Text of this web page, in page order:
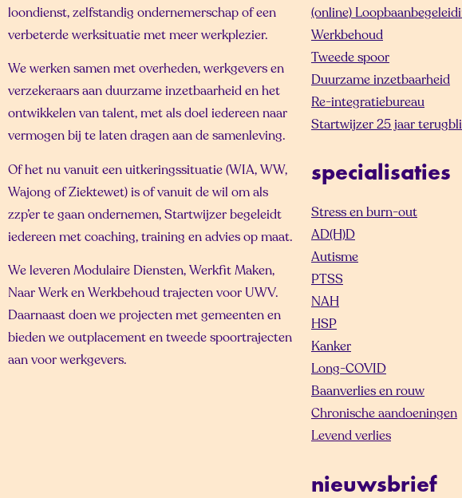
loondienst, zelfstandig ondernemerschap of een
verbeterde werksituatie met meer werkplezier.
We werken samen met overheden, werkgevers en
verzekeraars aan duurzame inzetbaarheid en het
ontwikkelen van talent, met als doel iedereen naar
vermogen bij te laten dragen aan de samenleving.
Of het nu vanuit een uitkeringssituatie (WIA, WW,
Wajong of Ziektewet) is of vanuit de wil om als
zzp’er te gaan ondernemen, Startwijzer begeleidt
iedereen met coaching, training en advies op maat.
We leveren Modulaire Diensten, Werkfit Maken,
Naar Werk en Werkbehoud trajecten voor UWV.
Daarnaast doen we projecten met gemeenten en
bieden we outplacement en tweede spoortrajecten
aan voor werkgevers.
(online)
Werkbehoud
Tweede spoor
Duurzame inzetbaarheid
Re-integratiebureau
Startwijzer 25 jaar
specialisaties
Stress en burn-out
AD(H)D
Autisme
PTSS
NAH
HSP
Kanker
Long-COVID
Baanverlies en rouw
Chronische aandoeningen
Levend verlies
nieuwsbrief